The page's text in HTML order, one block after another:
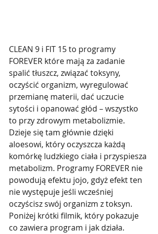
CLEAN 9 i FIT 15 to programy
FOREVER które mają za zadanie
spalić tłuszcz, związać toksyny,
oczyścić organizm, wyregulować
przemianę materii, dać uczucie
sytości i opanować głód – wszystko
to przy zdrowym metabolizmie.
Dzieje się tam głównie dzięki
aloesowi, który oczyszcza każdą
komórkę ludzkiego ciała i przyspiesza
metabolizm. Programy FOREVER nie
powodują efektu jojo, gdyż efekt ten
nie występuje jeśli wcześniej
oczyścisz swój organizm z toksyn.
Poniżej krótki filmik, który pokazuje
co zawiera program i jak działa.